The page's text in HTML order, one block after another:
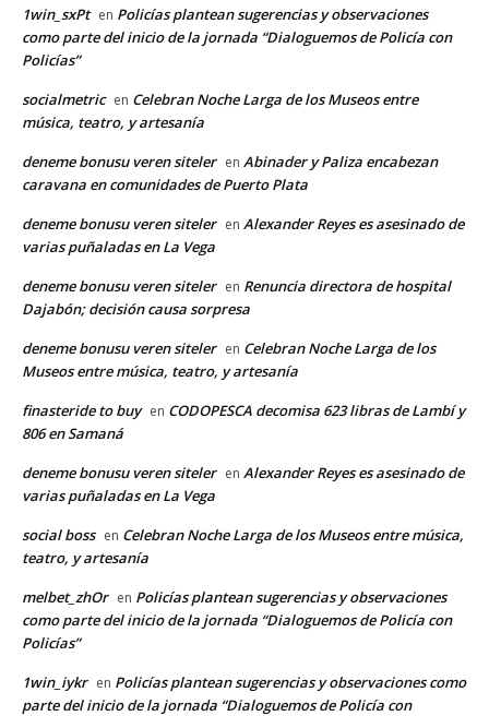
1win_sxPt en Policías plantean sugerencias y observaciones
como parte del inicio de la jornada “Dialoguemos de Policía con
Policías”
socialmetric en Celebran Noche Larga de los Museos entre
música, teatro, y artesanía
deneme bonusu veren siteler en Abinader y Paliza encabezan
caravana en comunidades de Puerto Plata
deneme bonusu veren siteler en Alexander Reyes es asesinado de
varias puñaladas en La Vega
deneme bonusu veren siteler en Renuncia directora de hospital
Dajabón; decisión causa sorpresa
deneme bonusu veren siteler en Celebran Noche Larga de los
Museos entre música, teatro, y artesanía
finasteride to buy en CODOPESCA decomisa 623 libras de Lambí y
806 en Samaná
deneme bonusu veren siteler en Alexander Reyes es asesinado de
varias puñaladas en La Vega
social boss en Celebran Noche Larga de los Museos entre música,
teatro, y artesanía
melbet_zhOr en Policías plantean sugerencias y observaciones
como parte del inicio de la jornada “Dialoguemos de Policía con
Policías”
1win_iykr en Policías plantean sugerencias y observaciones como
parte del inicio de la jornada “Dialoguemos de Policía con